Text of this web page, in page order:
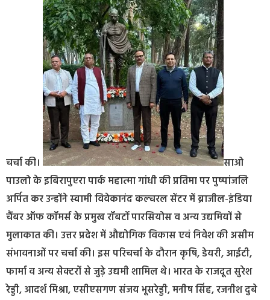
चर्चा की।
साओ
पाउलो के इबिरापुएरा पार्क महात्मा गांधी की प्रतिमा पर पुष्पांजलि
अर्पित कर उन्होंने स्वामी विवेकानंद कल्चरल सेंटर में ब्राजील-इंडिया
चैंबर ऑफ कॉमर्स के प्रमुख रॉबर्टो पारसियोस व अन्य उद्यमियों से
मुलाकात की। उत्तर प्रदेश में औद्योगिक विकास एवं निवेश की असीम
संभावनाओं पर चर्चा की। इस परिचर्चा के दौरान कृषि, डेयरी, आईटी,
फार्मा व अन्य सेक्टरों से जुड़े उद्यमी शामिल थे। भारत के राजदूत सुरेश
रेड्डी, आदर्श मिश्रा, एसीएसगण संजय भूसरेड्डी, मनीष सिंह, रजनीश दुबे